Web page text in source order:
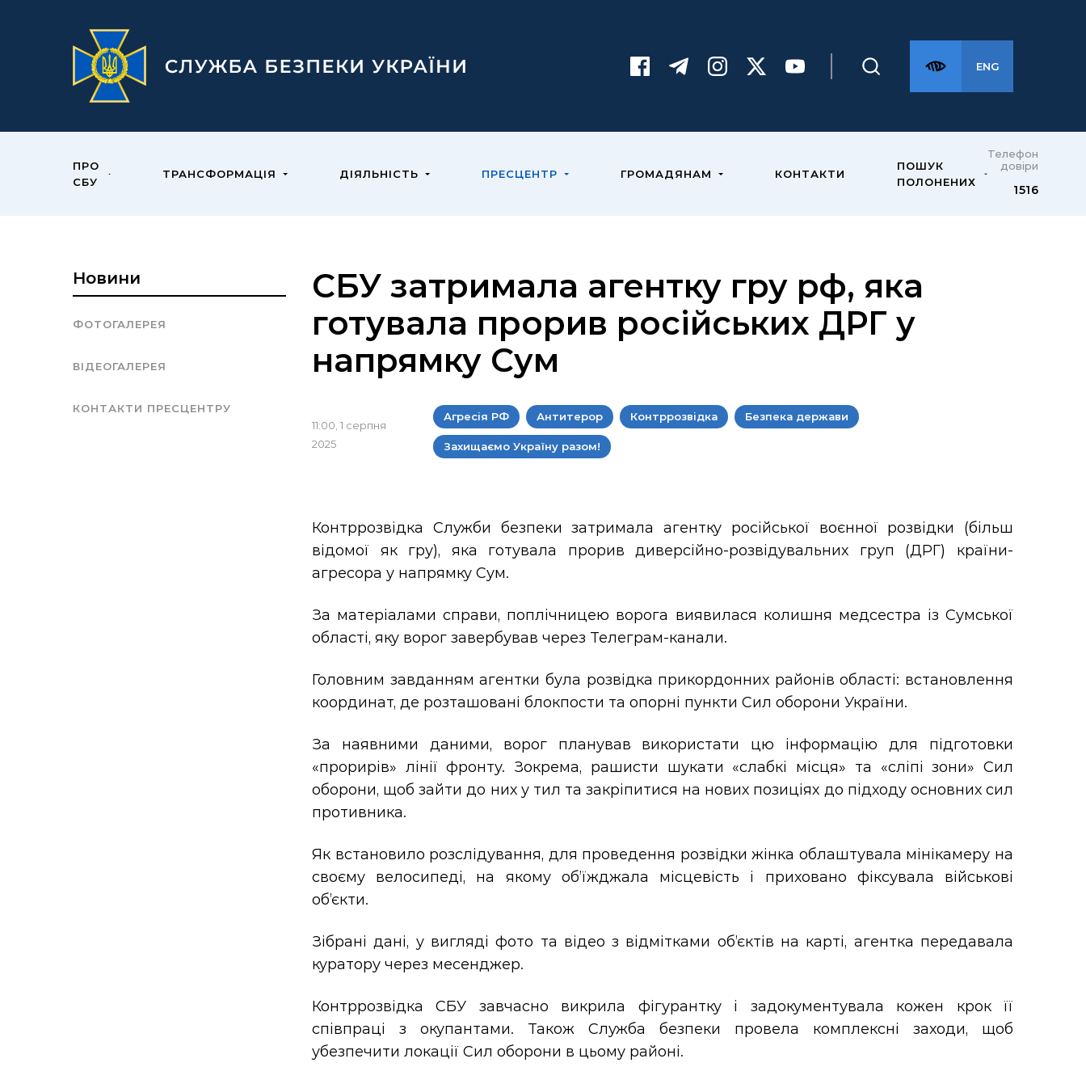
ENG
ПРО
СБУ
ТРАНСФОРМАЦІЯ ДІЯЛЬНІСТЬ ПРЕСЦЕНТР ГРОМАДЯНАМ КОНТАКТИ
ПОШУК
ПОЛОНЕНИХ
Телефон
довіри
1516
Новини
ФОТОГАЛЕРЕЯ
ВІДЕОГАЛЕРЕЯ
КОНТАКТИ ПРЕСЦЕНТРУ
СБУ затримала агентку гру рф, яка
готувала прорив російських ДРГ у
напрямку Сум
11:00, 1 серпня
2025
Агресія РФ Антитерор Контррозвідка Безпека держави
Захищаємо Україну разом!
Контррозвідка Служби безпеки затримала агентку російської воєнної розвідки (більш
відомої як гру), яка готувала прорив диверсійно-розвідувальних груп (ДРГ) країни-
агресора у напрямку Сум.
За матеріалами справи, поплічницею ворога виявилася колишня медсестра із Сумської
області, яку ворог завербував через Телеграм-канали.
Головним завданням агентки була розвідка прикордонних районів області: встановлення
координат, де розташовані блокпости та опорні пункти Сил оборони України.
За наявними даними, ворог планував використати цю інформацію для підготовки
«прорирів» лінії фронту. Зокрема, рашисти шукати «слабкі місця» та «сліпі зони» Сил
оборони, щоб зайти до них у тил та закріпитися на нових позиціях до підходу основних сил
противника.
Як встановило розслідування, для проведення розвідки жінка облаштувала мінікамеру на
своєму велосипеді, на якому об’їжджала місцевість і приховано фіксувала військові
об’єкти.
Зібрані дані, у вигляді фото та відео з відмітками об’єктів на карті, агентка передавала
куратору через месенджер.
Контррозвідка СБУ завчасно викрила фігурантку і задокументувала кожен крок її
співпраці з окупантами. Також Служба безпеки провела комплексні заходи, щоб
убезпечити локації Сил оборони в цьому районі.